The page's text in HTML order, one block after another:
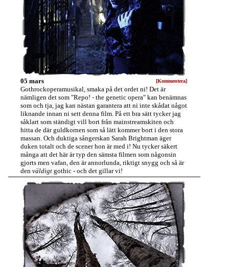
05 mars [Kommentera]
Gothrockoperamusikal, smaka på det ordet ni! Det är
nämligen det som "Repo! - the genetic opera" kan benämnas
som och tja, jag kan nästan garantera att ni inte skådat något
liknande innan ni sett denna film. På ett bra sätt tycker jag
såklart som ständigt vill bort från mainstreamskiten och
hitta de där guldkornen som så lätt kommer bort i den stora
massan. Och duktiga sångerskan Sarah Brightman äger
duken totalt och de scener hon är med i! Nu tycker säkert
många att det här är typ den sämsta filmen som någonsin
gjorts men vafan, den är annorlunda, riktigt snygg och så är
den väldigt gothic - och det gillar vi!